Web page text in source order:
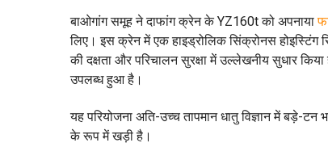
बाओगांग समूह ने दाफांग क्रेन के YZ160t को अपनाया
लिए। इस क्रेन में एक हाइड्रोलिक सिंक्रोनस होइस्टिंग
की दक्षता और परिचालन सुरक्षा में उल्लेखनीय सुधार
उपलब्ध हुआ है।
यह परियोजना अति-उच्च तापमान धातु विज्ञान में बड़े-
के रूप में खड़ी है।